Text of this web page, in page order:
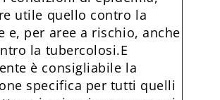
utile quello contro la
e, per aree a rischio, anche
la tubercolosi.E
è consigliabile la
specifica per tutti quelli